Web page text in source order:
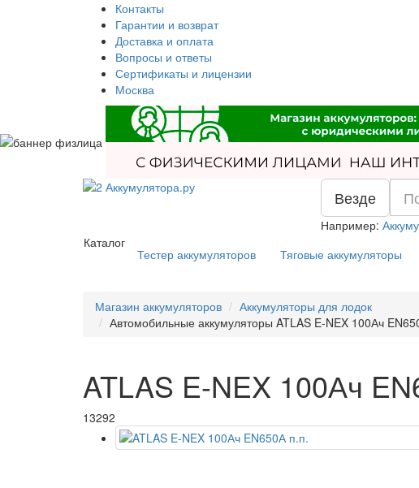
Контакты
Гарантии и возврат
Доставка и оплата
Вопросы и ответы
Сертификаты и лицензии
Москва
Везде
Например:
Каталог
Тестер аккумуляторов Тяговые аккумуляторы
Магазин аккумуляторов
Аккумуляторы для лодок
Автомобильные аккумуляторы ATLAS E-NEX 100Ач
ATLAS E-NEX 100Ач
13292